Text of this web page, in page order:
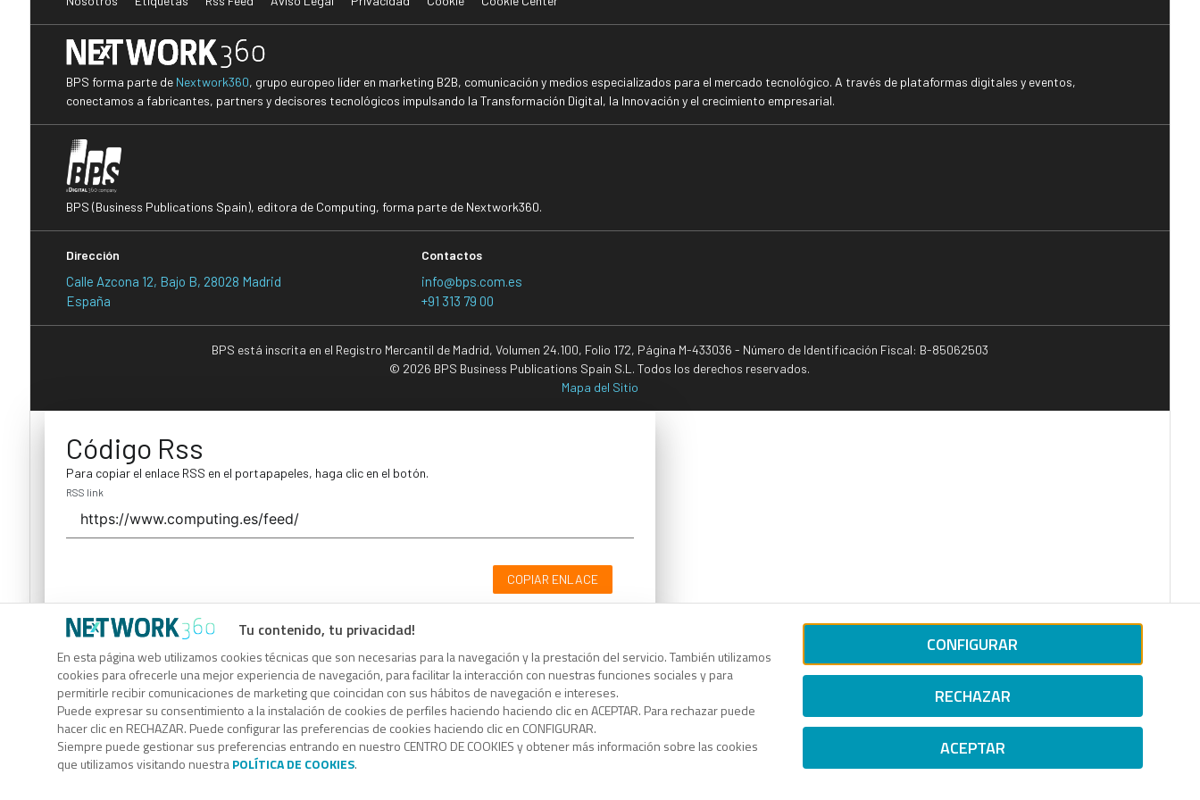
Tu contenido, tu privacidad!
En esta página web utilizamos cookies técnicas que son necesarias para la navegación y la prestación del servicio. También utilizamos
cookies para ofrecerle una mejor experiencia de navegación, para facilitar la interacción con nuestras funciones sociales y para
permitirle recibir comunicaciones de marketing que coincidan con sus hábitos de navegación e intereses.
Puede expresar su consentimiento a la instalación de cookies de perfiles haciendo haciendo clic en ACEPTAR. Para rechazar puede
hacer clic en RECHAZAR. Puede configurar las preferencias de cookies haciendo clic en CONFIGURAR.
Siempre puede gestionar sus preferencias entrando en nuestro CENTRO DE COOKIES y obtener más información sobre las cookies
que utilizamos visitando nuestraPOLÍTICA DE COOKIES.
CONFIGURAR
RECHAZAR
ACEPTAR
BPS forma parte de Nextwork360, grupo europeo líder en marketing B2B, comunicación y medios especializados para el mercado tecnológico. A través de plataformas digitales y eventos,
conectamos a fabricantes, partners y decisores tecnológicos impulsando la Transformación Digital, la Innovación y el crecimiento empresarial.
BPS (Business Publications Spain), editora de Computing, forma parte de Nextwork360.
Dirección
Calle Azcona 12, Bajo B, 28028 Madrid
España
Contactos
info@bps.com.es
+91 313 79 00
BPS está inscrita en el Registro Mercantil de Madrid, Volumen 24.100, Folio 172, Página M-433036 - Número de Identificación Fiscal: B-85062503
© 2026 BPS Business Publications Spain S.L. Todos los derechos reservados.
Mapa del Sitio
Código Rss
Para copiar el enlace RSS en el portapapeles, haga clic en el botón.
RSS link
COPIAR ENLACE
Código Rss
Para copiar el enlace RSS en el portapapeles, haga clic en el botón.